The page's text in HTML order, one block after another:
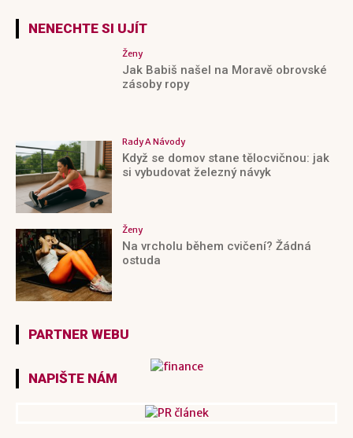
NENECHTE SI UJÍT
Ženy
Jak Babiš našel na Moravě obrovské
zásoby ropy
Rady A Návody
Když se domov stane tělocvičnou: jak
si vybudovat železný návyk
Ženy
Na vrcholu během cvičení? Žádná
ostuda
PARTNER WEBU
NAPIŠTE NÁM